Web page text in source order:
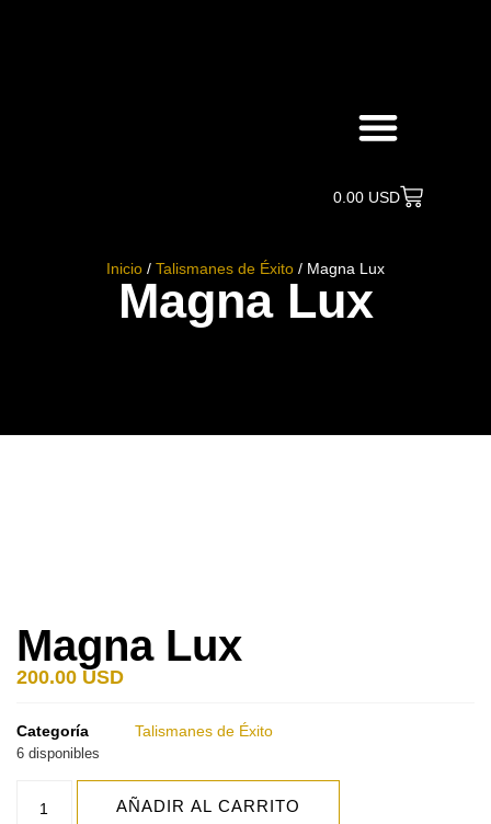
0.00 USD
Inicio / Talismanes de Éxito / Magna Lux
Magna Lux
Magna Lux
200.00 USD
Categoría Talismanes de Éxito
6 disponibles
AÑADIR AL CARRITO